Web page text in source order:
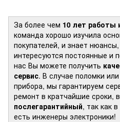
За более чем 10 лет работы
команда хорошо изучила
покупателей, и знает
интересуются постоянные и
нас Вы можете получить
сервис. В случае поломки
прибора, мы гарантируем
ремонт в кратчайшие сроки,
послегарантийный, так как
есть инженеры электроники!